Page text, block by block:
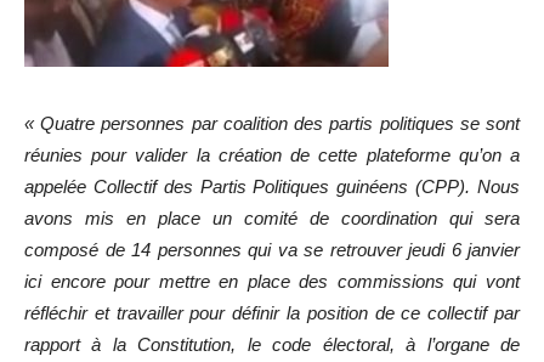
« Quatre personnes par coalition des partis politiques se sont
réunies pour valider la création de cette plateforme qu’on a
appelée Collectif des Partis Politiques guinéens (CPP). Nous
avons mis en place un comité de coordination qui sera
composé de 14 personnes qui va se retrouver jeudi 6 janvier
ici encore pour mettre en place des commissions qui vont
réfléchir et travailler pour définir la position de ce collectif par
rapport à la Constitution, le code électoral, à l’organe de